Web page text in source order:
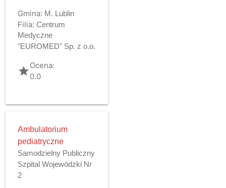
Gmina: M. Lublin
Filia: Centrum
Medyczne
"EUROMED" Sp. z o.o.
gradeOcena:
0.0
Ambulatorium
pediatryczne
Samodzielny Publiczny
Szpital Wojewódzki Nr
2